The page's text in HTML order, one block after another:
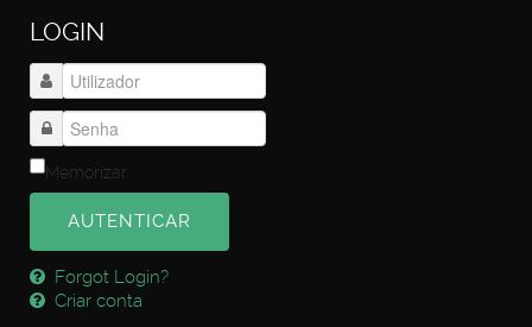
LOGIN
Memorizar
AUTENTICAR
Forgot Login?
Criar conta